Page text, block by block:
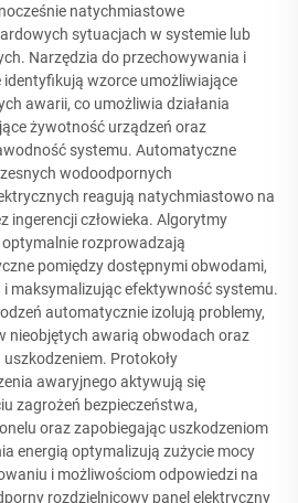
natychmiastowe
sytuacjach w systemie lub
Narzędzia do przechowywania i
wzorce umożliwiające
awarii, co umożliwia działania
żywotność urządzeń oraz
systemu. Automatyczne
wodoodpornych
reagują natychmiastowo na
ingerencji człowieka. Algorytmy
rozprowadzają
pomiędzy dostępnymi obwodami,
maksymalizując efektywność systemu.
automatycznie izolują problemy,
nieobjętych awarią obwodach oraz
Protokoły
awaryjnego aktywują się
zagrożeń bezpieczeństwa,
oraz zapobiegając uszkodzeniom
energią optymalizują zużycie mocy
i możliwościom odpowiedzi na
rozdzielnicowy panel elektryczny